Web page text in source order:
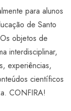
para alunos
de Santo
objetos de
interdisciplinar,
experiências,
científicos
CONFIRA!